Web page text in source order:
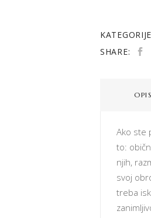
SHARE:
OPIS
Ako ste
to:
njih,
svoj
treba